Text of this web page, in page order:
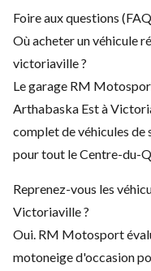
Foire aux questions
Où acheter un véhicule
victoriaville ?
Le garage RM
Arthabaska Est à
complet de véhicules de
pour tout le Centre-du-
Reprenez-vous les
Victoriaville ?
Oui. RM Motosport
motoneige d'occasion